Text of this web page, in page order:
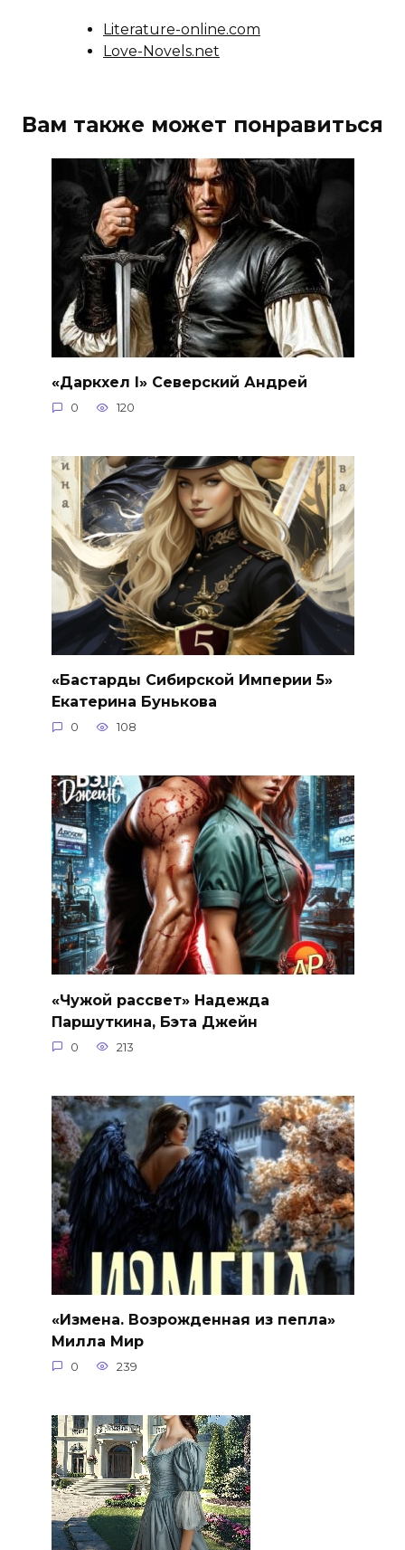
Literature-online.com
Love-Novels.net
Вам также может понравиться
«Даркхел I» Северский Андрей
0 120
«Бастарды Сибирской Империи 5»
Екатерина Бунькова
0 108
«Чужой рассвет» Надежда
Паршуткина, Бэта Джейн
0 213
«Измена. Возрожденная из пепла»
Милла Мир
0 239